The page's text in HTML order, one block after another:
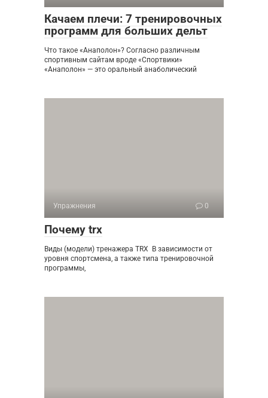
Качаем плечи: 7 тренировочных
программ для больших дельт
Что такое «Анаполон»? Согласно различным
спортивным сайтам вроде «Спортвики»
«Анаполон» — это оральный анаболический
Упражнения 0
Почему trx
Виды (модели) тренажера TRX В зависимости от
уровня спортсмена, а также типа тренировочной
программы,